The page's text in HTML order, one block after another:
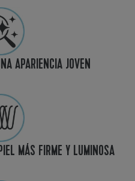
APARIENCIA JOVEN
MÁS FIRME Y LUMINOSA